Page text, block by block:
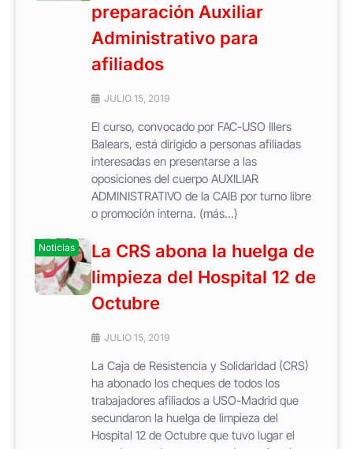
preparación Auxiliar
Administrativo para
afiliados
JULIO 15, 2019
El curso, convocado por FAC-USO Illers
Balears, está dirigido a personas afiliadas
interesadas en presentarse a las
oposiciones del cuerpo AUXILIAR
ADMINISTRATIVO de la CAIB por turno libre
o promoción interna. (más…)
Noticias
La CRS abona la huelga de
limpieza del Hospital 12 de
Octubre
JULIO 15, 2019
La Caja de Resistencia y Solidaridad (CRS)
ha abonado los cheques de todos los
trabajadores afiliados a USO-Madrid que
secundaron la huelga de limpieza del
Hospital 12 de Octubre que tuvo lugar el